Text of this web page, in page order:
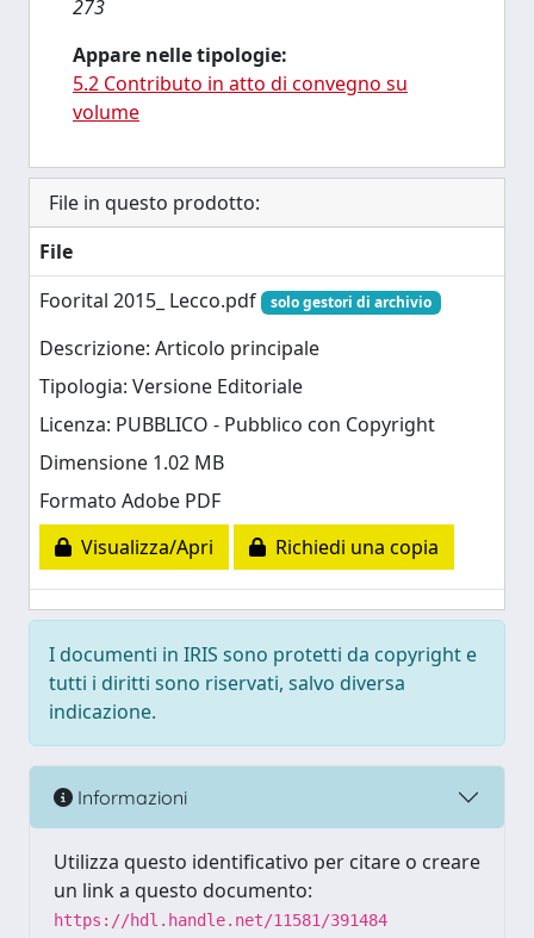
273
Appare nelle tipologie:
5.2 Contributo in atto di convegno su
volume
File in questo prodotto:
File
Foorital 2015_ Lecco.pdf
solo gestori di archivio
Descrizione: Articolo principale
Tipologia: Versione Editoriale
Licenza: PUBBLICO - Pubblico con Copyright
Dimensione 1.02 MB
Formato Adobe PDF
Visualizza/Apri
Richiedi una copia
I documenti in IRIS sono protetti da copyright e
tutti i diritti sono riservati, salvo diversa
indicazione.
Informazioni
Utilizza questo identificativo per citare o creare
un link a questo documento:
https://hdl.handle.net/11581/391484